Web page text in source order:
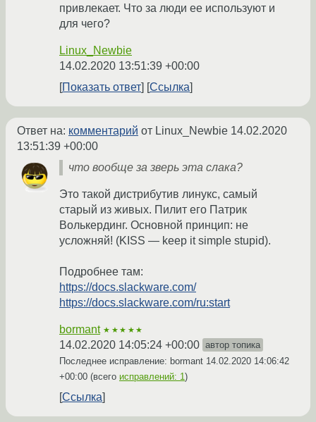
привлекает. Что за люди ее используют и
для чего?
Linux_Newbie
14.02.2020 13:51:39 +00:00
Показать ответ
Ссылка
Ответ на: комментарий от Linux_Newbie 14.02.2020
13:51:39 +00:00
что вообще за зверь эта слака?
Это такой дистрибутив линукс, самый
старый из живых. Пилит его Патрик
Волькердинг. Основной принцип: не
усложняй! (KISS — keep it simple stupid).
Подробнее там:
https://docs.slackware.com/
https://docs.slackware.com/ru:start
bormant ★★★★★
14.02.2020 14:05:24 +00:00 автор топика
Последнее исправление: bormant 14.02.2020 14:06:42
+00:00 (всего исправлений: 1)
Ссылка